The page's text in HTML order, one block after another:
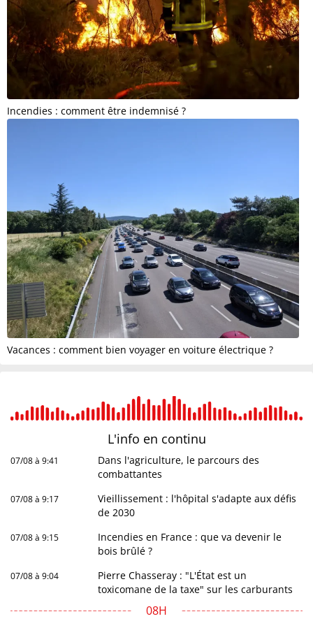
Incendies : comment être indemnisé ?
Vacances : comment bien voyager en voiture électrique ?
L'info en continu
07/08 à 9:41
Dans l'agriculture, le parcours des
combattantes
07/08 à 9:17
Vieillissement : l'hôpital s'adapte aux défis
de 2030
07/08 à 9:15
Incendies en France : que va devenir le
bois brûlé ?
07/08 à 9:04
Pierre Chasseray : "L'État est un
toxicomane de la taxe" sur les carburants
08H